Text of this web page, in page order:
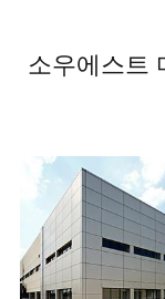
소우에스트